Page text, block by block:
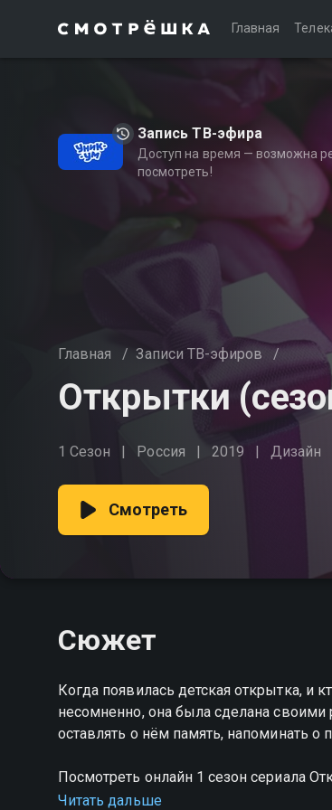
Главная
Запись ТВ-эфира
Доступ на время — возможна
посмотреть!
Главная / Записи ТВ-эфиров /
Открытки
1 Сезон Россия 2019 Дизайн
Смотреть
Сюжет
Когда появилась детская открытка, и
несомненно, она была сделана
оставлять о нём память, напоминать о
Посмотреть онлайн 1 сезон сериала
качестве на Смотрёшке
Читать дальше